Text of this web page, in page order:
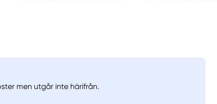
men utgår inte härifrån.